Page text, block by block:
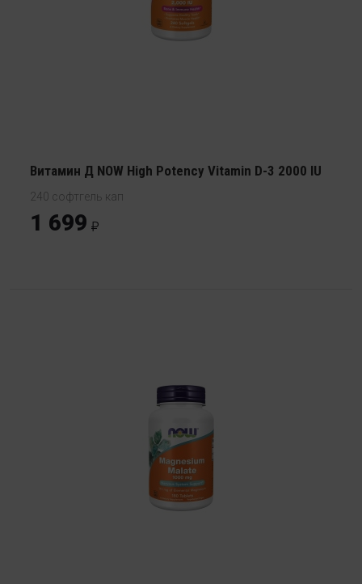
Витамин Д NOW High Potency Vitamin D-3 2000 IU
240 софтгель кап
1 699